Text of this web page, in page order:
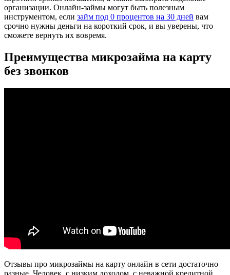
организации. Онлайн-займы могут быть полезным
инструментом, если займ под 0 процентов на 30 дней вам
срочно нужны деньги на короткий срок, и вы уверены, что
сможете вернуть их вовремя.
Преимущества микрозайма на карту
без звонков
Отзывы про микрозаймы на карту онлайн в сети достаточно
разные. Человек, с низким доходом, с неважной кредитной